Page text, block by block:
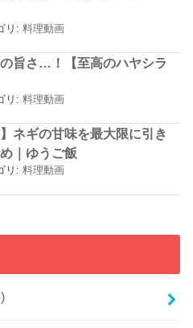
リ:料理動画
旨さ…！【至高のハヤシラ
リ:料理動画
】ネギの甘味を最大限に引き
｜ゆうご飯
リ:料理動画